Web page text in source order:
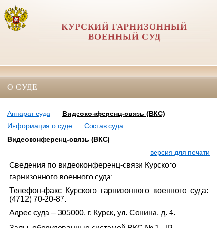
КУРСКИЙ ГАРНИЗОННЫЙ
ВОЕННЫЙ СУД
О СУДЕ
Аппарат суда
Видеоконференц-связь (ВКС)
Информация о суде
Состав суда
Видеоконференц-связь (ВКС)
версия для печати
Сведения по видеоконференц-связи Курского
гарнизонного военного суда:
Телефон-факс Курского гарнизонного военного суда:
(4712) 70-20-87.
Адрес суда – 305000, г. Курск, ул. Сонина, д. 4.